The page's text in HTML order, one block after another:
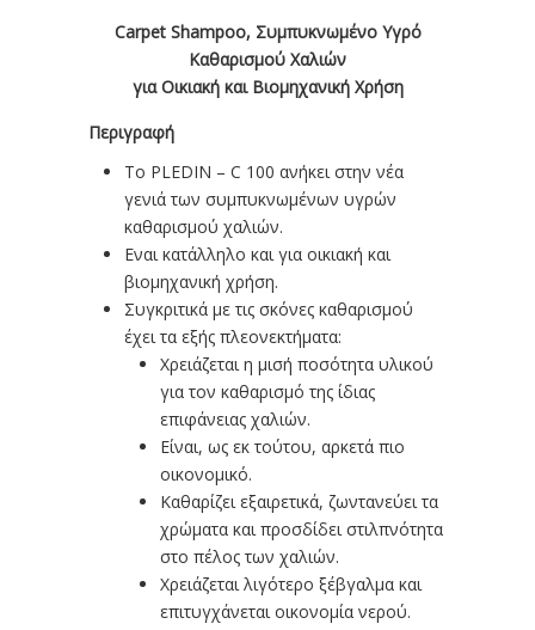
Carpet Shampoo, Συμπυκνωμένο Υγρό
Καθαρισμού Χαλιών
για Οικιακή και Βιομηχανική Χρήση
Περιγραφή
Το PLEDIN – C 100 ανήκει στην νέα
γενιά των συμπυκνωμένων υγρών
καθαρισμού χαλιών.
Εναι κατάλληλο και για οικιακή και
βιομηχανική χρήση.
Συγκριτικά με τις σκόνες καθαρισμού
έχει τα εξής πλεονεκτήματα:
Χρειάζεται η μισή ποσότητα υλικού
για τον καθαρισμό της ίδιας
επιφάνειας χαλιών.
Είναι, ως εκ τούτου, αρκετά πιο
οικονομικό.
Καθαρίζει εξαιρετικά, ζωντανεύει τα
χρώματα και προσδίδει στιλπνότητα
στο πέλος των χαλιών.
Χρειάζεται λιγότερο ξέβγαλμα και
επιτυγχάνεται οικονομία νερού.